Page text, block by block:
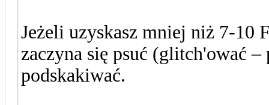
Jeżeli uzyskasz mniej niż 7-10
zaczyna się psuć (glitch'ować –
podskakiwać.